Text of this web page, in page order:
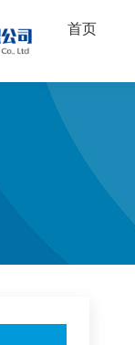
首页